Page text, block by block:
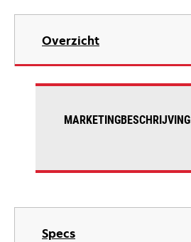
Overzicht
Specs
MARKETINGBESCHRIJVING